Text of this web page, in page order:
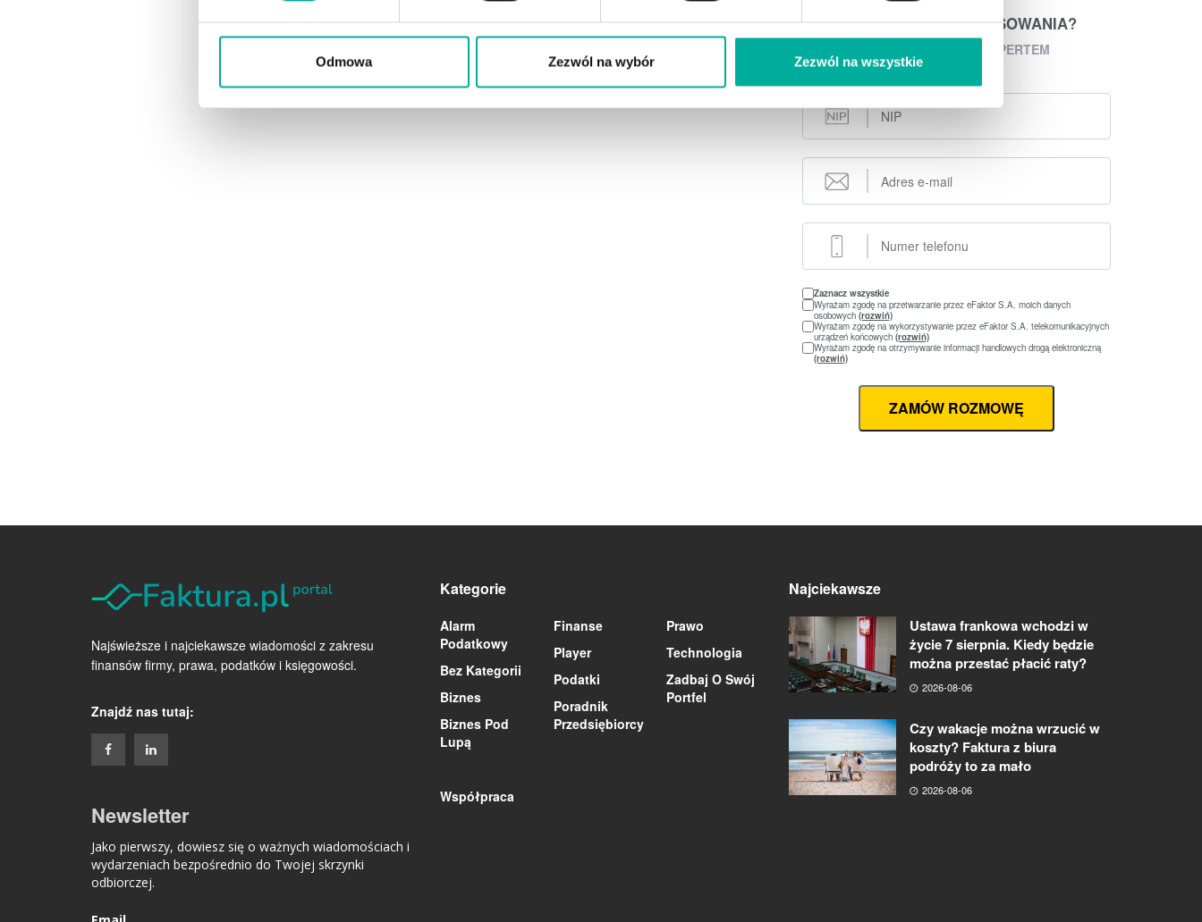
Odmowa Zezwól na wybór Zezwól na wszystkie
POSZUKUJESZ FINANSOWANIA?
POROZMAWIAJ Z EKSPERTEM
Z EFAKTOR!
Zaznacz wszystkie
Wyrażam zgodę na przetwarzanie przez eFaktor S.A. moich danych
osobowych (rozwiń)
Wyrażam zgodę na wykorzystywanie przez eFaktor S.A. telekomunikacyjnych
urządzeń końcowych (rozwiń)
Wyrażam zgodę na otrzymywanie informacji handlowych drogą elektroniczną
(rozwiń)
ZAMÓW ROZMOWĘ
Najświeższe i najciekawsze wiadomości z zakresu
finansów firmy, prawa, podatków i księgowości.
Znajdź nas tutaj:
Newsletter
Jako pierwszy, dowiesz się o ważnych wiadomościach i
wydarzeniach bezpośrednio do Twojej skrzynki
odbiorczej.
Kategorie
Alarm
Podatkowy
Bez Kategorii
Biznes
Biznes Pod
Lupą
Finanse
Player
Podatki
Poradnik
Przedsiębiorcy
Prawo
Technologia
Zadbaj O Swój
Portfel
Współpraca
Najciekawsze
Ustawa frankowa wchodzi w
życie 7 sierpnia. Kiedy będzie
można przestać płacić raty?
2026-08-06
Czy wakacje można wrzucić w
koszty? Faktura z biura
podróży to za mało
2026-08-06